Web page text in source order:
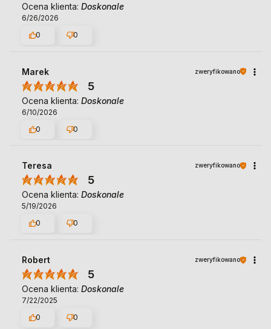
Ocena klienta: Doskonale
6/26/2026
0
0
Marek zweryfikowano
5
Ocena klienta: Doskonale
6/10/2026
0
0
Teresa zweryfikowano
5
Ocena klienta: Doskonale
5/19/2026
0
0
Robert zweryfikowano
5
Ocena klienta: Doskonale
7/22/2025
0
0